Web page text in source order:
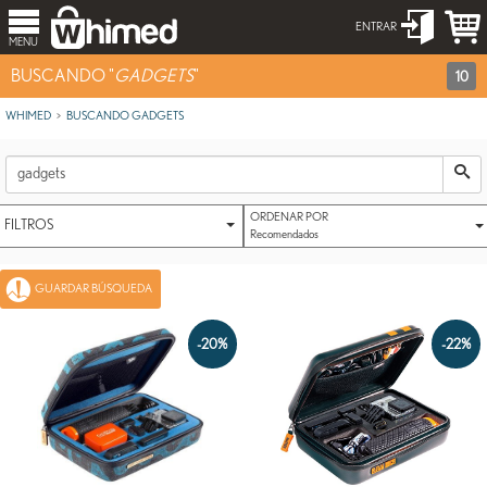
MENU
ENTRAR
10
BUSCANDO "GADGETS"
WHIMED BUSCANDO GADGETS
FILTROS
ORDENAR POR
Recomendados
GUARDAR BÚSQUEDA
-20% -22%